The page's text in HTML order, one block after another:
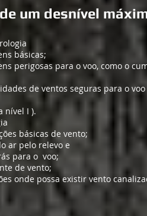
um desnível
básicas;
perigosas para o voo, como o
de ventos seguras para o
nível I ).
básicas de vento;
ar pelo relevo e
para o voo;
de vento;
onde possa existir vento